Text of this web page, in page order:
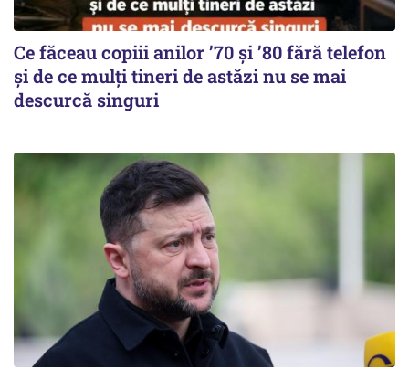
Ce făceau copiii anilor ’70 și ’80 fără telefon
și de ce mulți tineri de astăzi nu se mai
descurcă singuri